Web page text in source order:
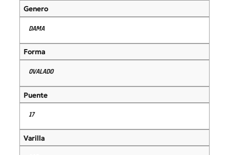
Genero
DAMA
Forma
OVALADO
Puente
17
Varilla